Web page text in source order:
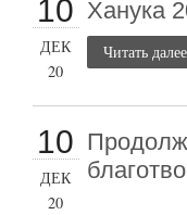
10
ДЕК
20
Ханука
Читать далее
10
ДЕК
20